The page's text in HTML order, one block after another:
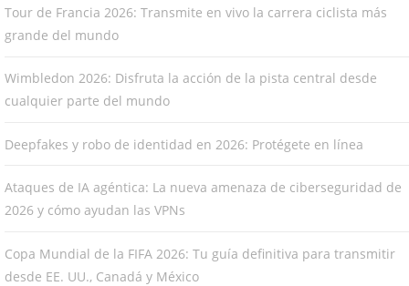
Tour de Francia 2026: Transmite en vivo la carrera ciclista más
grande del mundo
Wimbledon 2026: Disfruta la acción de la pista central desde
cualquier parte del mundo
Deepfakes y robo de identidad en 2026: Protégete en línea
Ataques de IA agéntica: La nueva amenaza de ciberseguridad de
2026 y cómo ayudan las VPNs
Copa Mundial de la FIFA 2026: Tu guía definitiva para transmitir
desde EE. UU., Canadá y México